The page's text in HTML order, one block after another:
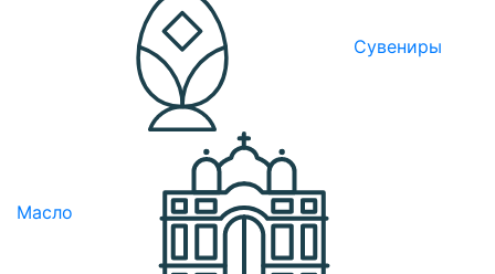
Сувениры
Масло